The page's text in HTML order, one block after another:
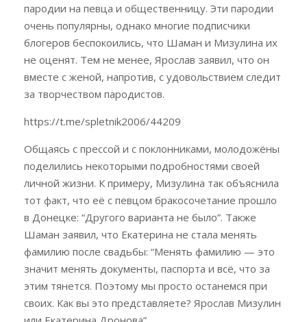
пародии на певца и общественницу. Эти пародии
очень популярны, однако многие подписчики
блогеров беспокоились, что Шаман и Мизулина их
не оценят. Тем не менее, Ярослав заявил, что он
вместе с женой, напротив, с удовольствием следит
за творчеством пародистов.
https://t.me/spletnik2006/44209
Общаясь с прессой и с поклонниками, молодожёны
поделились некоторыми подробностями своей
личной жизни. К примеру, Мизулина так объяснила
тот факт, что её с певцом бракосочетание прошло
в Донецке: “Другого варианта не было”. Также
Шаман заявил, что Екатерина не стала менять
фамилию после свадьбы: “Менять фамилию — это
значит менять документы, паспорта и всё, что за
этим тянется. Поэтому мы просто останемся при
своих. Как вы это представляете? Ярослав Мизулин